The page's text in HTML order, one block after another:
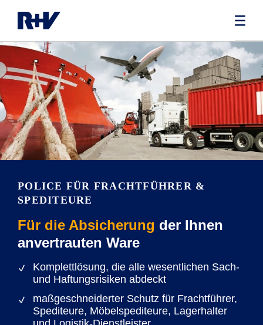
POLICE FÜR FRACHTFÜHRER &
SPEDITEURE
Für die Absicherung der Ihnen
anvertrauten Ware
Komplettlösung, die alle wesentlichen Sach-
und Haftungsrisiken abdeckt
maßgeschneiderter Schutz für Frachtführer,
Spediteure, Möbelspediteure, Lagerhalter